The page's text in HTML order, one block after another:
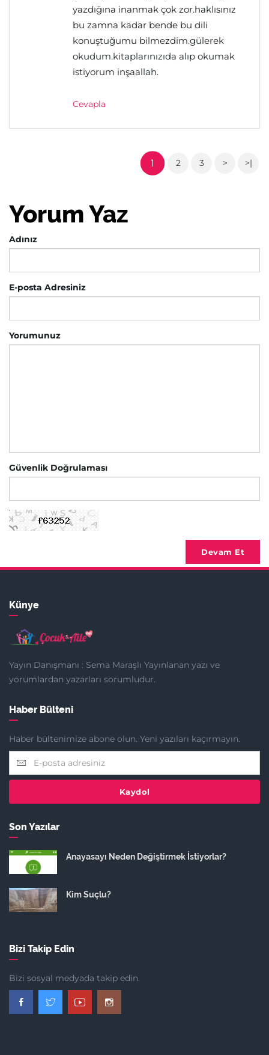
yazdığına inanmak çok zor.haklısınız
bu zamna kadar bende bu dili
konuştuğumu bilmezdim.gülerek
okudum.kitaplarınızıda alıp okumak
istiyorum inşaallah.
Cevapla
1 2 3 > >|
Yorum Yaz
Adınız
E-posta Adresiniz
Yorumunuz
Güvenlik Doğrulaması
Devam Et
Künye
Yayın Danışmanı : Sema Maraşlı Yayınlanan yazı ve
yorumlardan yazarları sorumludur.
Haber Bülteni
Haber bültenimize abone olun. Yeni yazıları kaçırmayın.
Kaydol
Son Yazılar
Anayasayı Neden Değiştirmek İstiyorlar?
Kim Suçlu?
Bizi Takip Edin
Bizi sosyal medyada takip edin.